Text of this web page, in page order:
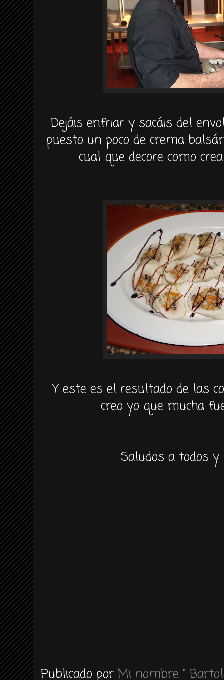
Dejáis enfriar y sacáis del
puesto un poco de crema
cual que decore como
Y este es el resultado de las
creo yo que mucha
Saludos a todos
Publicado por Mi nombre "